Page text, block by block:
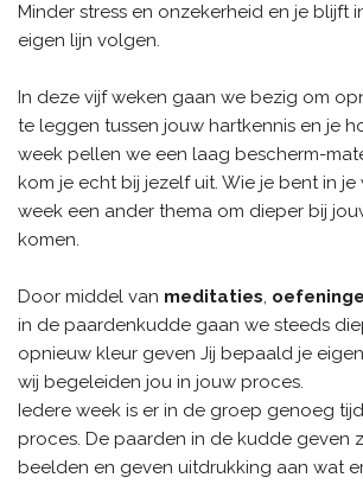
Minder stress en onzekerheid en je blijft
eigen lijn volgen.
In deze vijf weken gaan we bezig om
te leggen tussen jouw hartkennis en je
week pellen we een laag bescherm-
kom je echt bij jezelf uit. Wie je bent in je
week een ander thema om dieper bij
komen.
Door middel van meditaties,
in de paardenkudde gaan we steeds
opnieuw kleur geven Jij bepaald je
wij begeleiden jou in jouw proces.
Iedere week is er in de groep genoeg
proces. De paarden in de kudde geven
beelden en geven uitdrukking aan wat